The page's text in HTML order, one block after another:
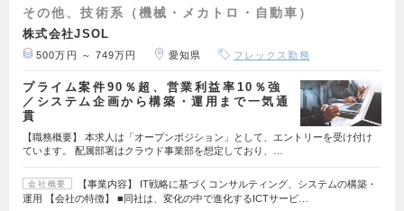
その他、技術系（機械・メカトロ・自動車）
株式会社JSOL
500万円 ～ 749万円 愛知県 フレックス勤務
プライム案件90％超、営業利益率10％強
／システム企画から構築・運用まで一気通
貫
【職務概要】 本求人は「オープンポジション」として、エントリーを受け付け
ています。 配属部署はクラウド事業部を想定しており、…
会社概要
【事業内容】 IT戦略に基づくコンサルティング、システムの構築・
運用 【会社の特徴】 ■同社は、変化の中で進化するICTサービ…